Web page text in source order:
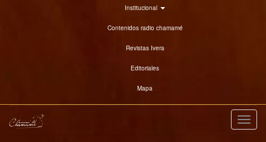
Institucional
Contenidos radio chamamé
Revistas Ivera
Editoriales
Mapa